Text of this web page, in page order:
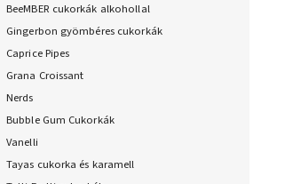
BeeMBER cukorkák alkohollal
Gingerbon gyömbéres cukorkák
Caprice Pipes
Grana Croissant
Nerds
Bubble Gum Cukorkák
Vanelli
Tayas cukorka és karamell